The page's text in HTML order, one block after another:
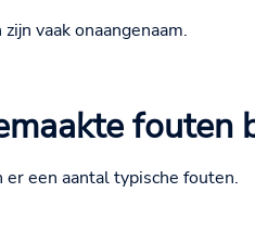
vaak onaangenaam.
fouten
een aantal typische fouten.